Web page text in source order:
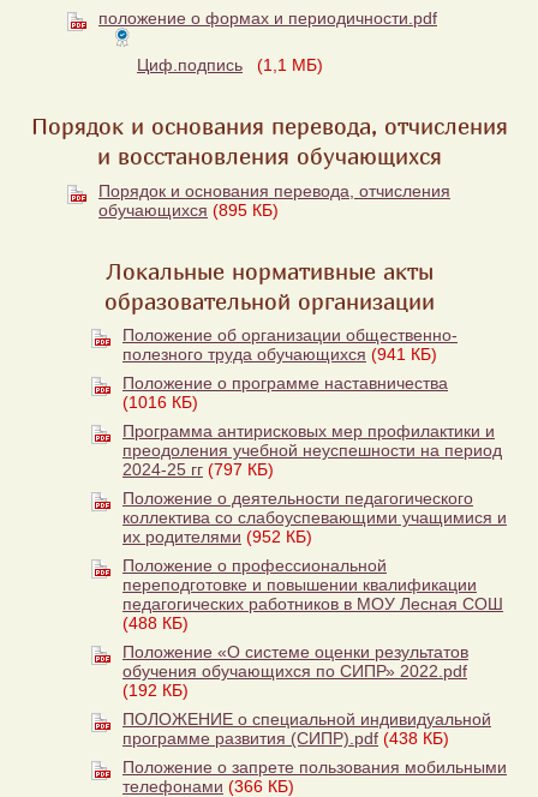
положение о формах и периодичности.pdf
Циф.подпись (1,1 МБ)
Порядок и основания перевода, отчисления
и восстановления обучающихся
Порядок и основания перевода, отчисления
обучающихся (895 КБ)
Локальные нормативные акты
образовательной организации
Положение об организации общественно-
полезного труда обучающихся (941 КБ)
Положение о программе наставничества
(1016 КБ)
Программа антирисковых мер профилактики и
преодоления учебной неуспешности на период
2024-25 гг (797 КБ)
Положение о деятельности педагогического
коллектива со слабоуспевающими учащимися и
их родителями (952 КБ)
Положение о профессиональной
переподготовке и повышении квалификации
педагогических работников в МОУ Лесная СОШ
(488 КБ)
Положение «О системе оценки результатов
обучения обучающихся по СИПР» 2022.pdf
(192 КБ)
ПОЛОЖЕНИЕ о специальной индивидуальной
программе развития (СИПР).pdf (438 КБ)
Положение о запрете пользования мобильными
телефонами (366 КБ)